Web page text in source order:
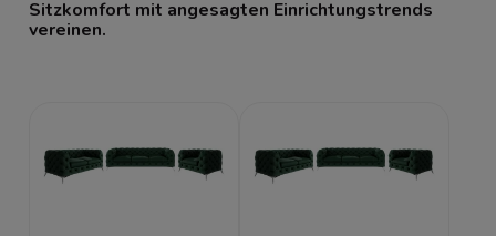
Sitzkomfort mit angesagten Einrichtungstrends
vereinen.